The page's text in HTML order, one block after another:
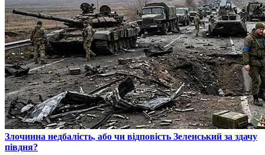
​Злочинна недбалість, або чи відповість Зеленський за здачу
півдня?